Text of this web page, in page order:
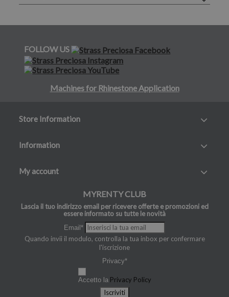
FOLLOW US
Machines for Rhinestone Application
Store Information
Information
My account
MYRENTY CLUB
Lascia il tuo indirizzo email per ricevere offerte e promozioni ed
essere informato su tutte le novità
Email*
Quando invii il modulo, controlla la tua inbox per confermare
l'iscrizione
Privacy*
Accetto la Privacy Policy
Iscriviti